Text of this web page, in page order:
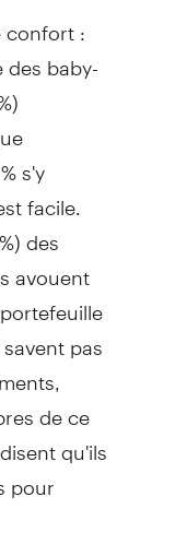
confort :
baby-
s'y
facile.
des
avouent
pas
de ce
qu'ils
pour